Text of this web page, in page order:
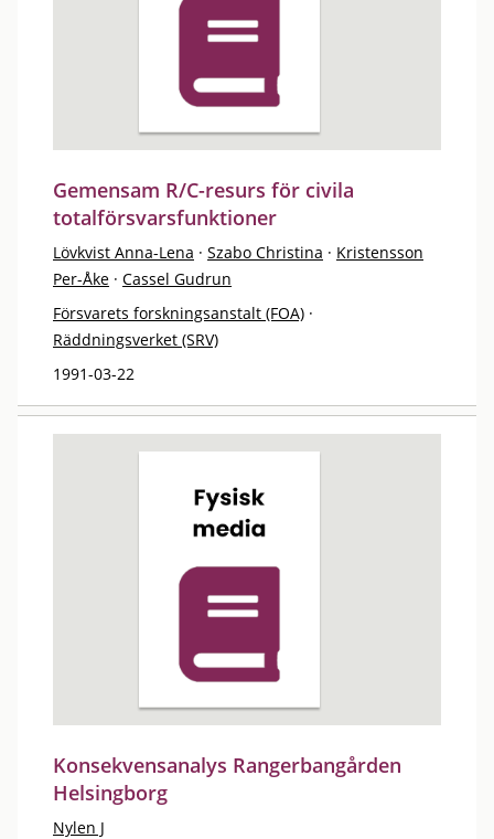
Gemensam R/C-resurs för civila
totalförsvarsfunktioner
Lövkvist Anna-Lena · Szabo Christina · Kristensson
Per-Åke · Cassel Gudrun
Försvarets forskningsanstalt (FOA) ·
Räddningsverket (SRV)
1991-03-22
Konsekvensanalys Rangerbangården
Helsingborg
Nylen J